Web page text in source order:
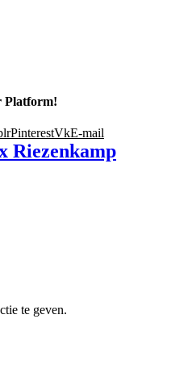
Platform!
PinterestVkE-mail
Riezenkamp
te geven.